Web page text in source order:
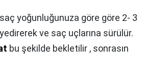
yoğunluğunuza göre göre 2- 3
ve saç uçlarına sürülür.
bu şekilde bekletilir , sonrasın